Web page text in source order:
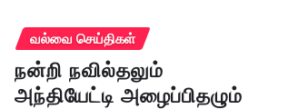
வல்வை செய்திகள்
நன்றி நவில்தலும்
அந்தியேட்டி அழைப்பிதழும்